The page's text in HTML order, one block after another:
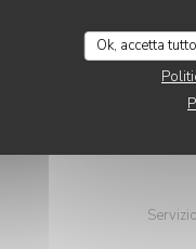
Ok, accetta tutto
Servizio